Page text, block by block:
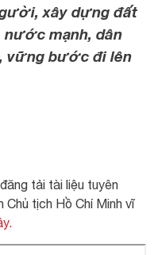
xây dựng đất
nước mạnh, dân
vững bước đi lên
tải tài liệu tuyên
Chủ tịch Hồ Chí Minh vĩ